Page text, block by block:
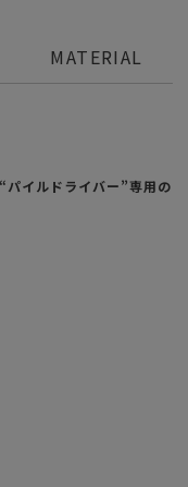
パイルドライバー”専用の
MATERIAL